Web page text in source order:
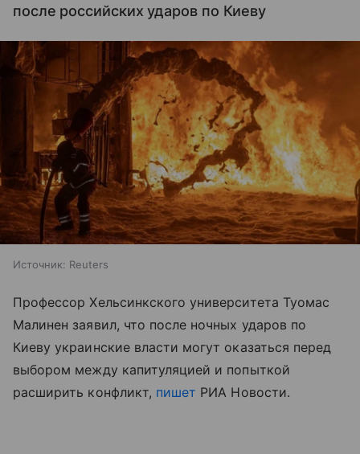
после российских ударов по Киеву
Источник: Reuters
Профессор Хельсинкского университета Туомас
Малинен заявил, что после ночных ударов по
Киеву украинские власти могут оказаться перед
выбором между капитуляцией и попыткой
расширить конфликт, пишет РИА Новости.